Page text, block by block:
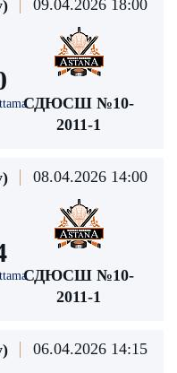
09.04.2026 18:00
СДЮСШ №10-
2011-1
08.04.2026 14:00
СДЮСШ №10-
2011-1
06.04.2026 14:15